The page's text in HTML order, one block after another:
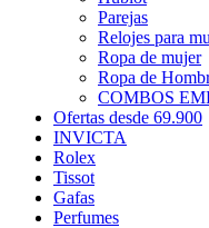
Parejas
Relojes para
Ropa de mujer
Ropa de
COMBOS
Ofertas desde 69.900
INVICTA
Rolex
Tissot
Gafas
Perfumes